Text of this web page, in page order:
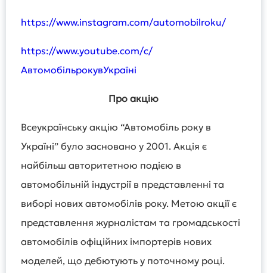
https://www.instagram.com/automobilroku/
https://www.youtube.com/c/
АвтомобільрокувУкраїні
Про акцію
Всеукраїнську акцію “Автомобіль року в
Україні” було засновано у 2001. Акція є
найбільш авторитетною подією в
автомобільній індустрії в представленні та
виборі нових автомобілів року. Метою акції є
представлення журналістам та громадськості
автомобілів офіційних імпортерів нових
моделей, що дебютують у поточному році.